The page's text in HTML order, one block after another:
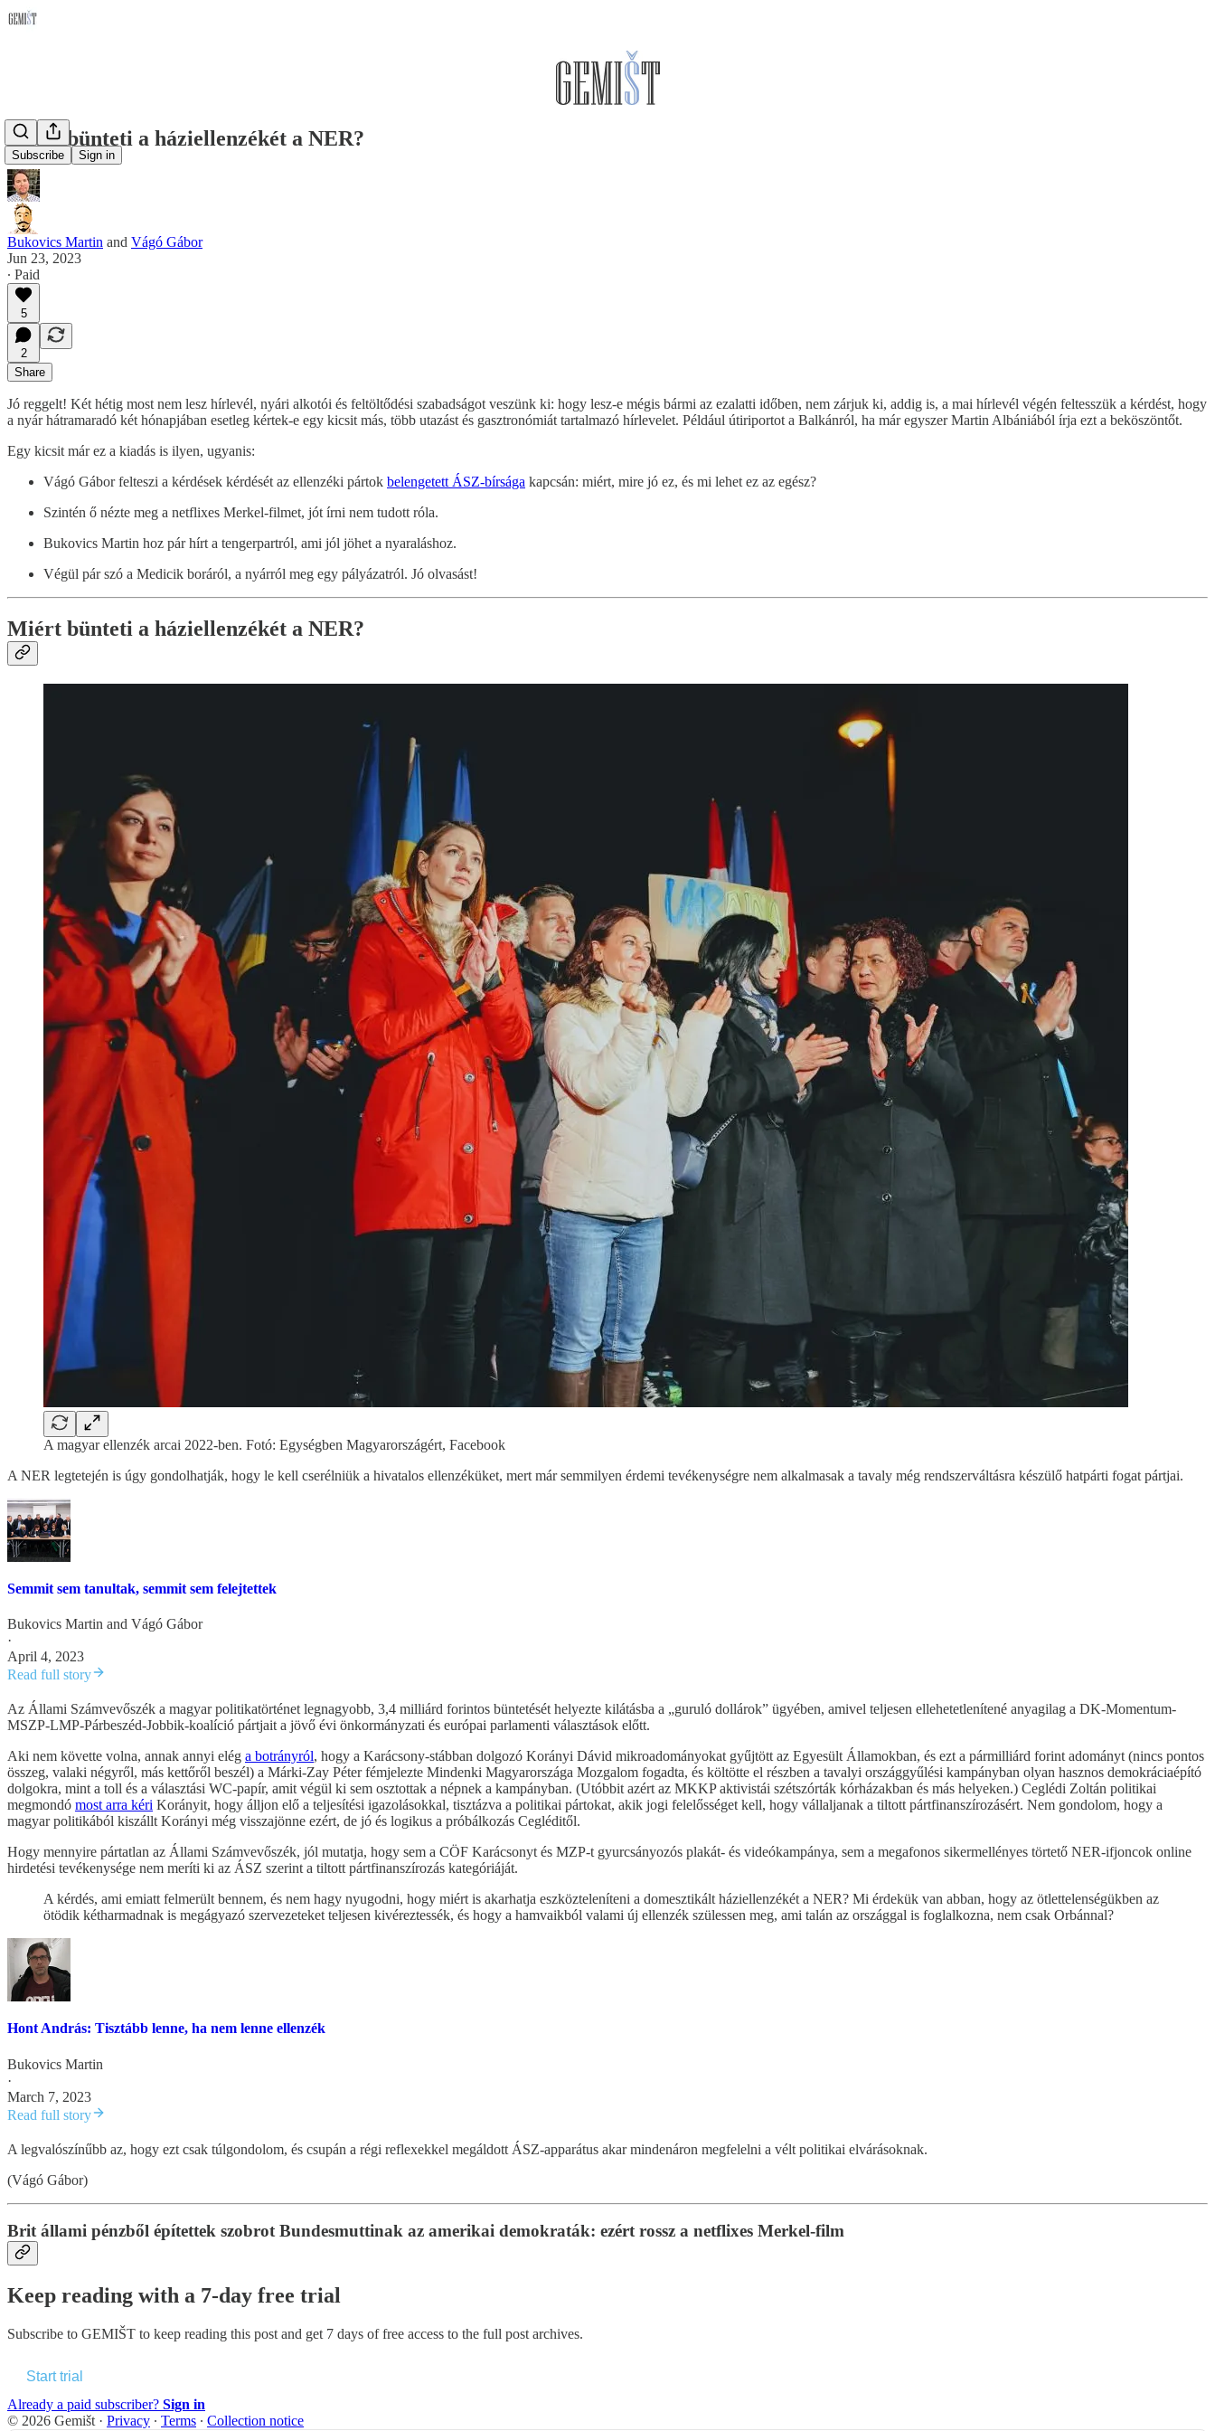
Subscribe Sign in
Miért bünteti a háziellenzékét a NER?
Bukovics Martin and Vágó Gábor
Jun 23, 2023
∙ Paid
5
2
Share
Jó reggelt! Két hétig most nem lesz hírlevél, nyári alkotói és feltöltődési szabadságot veszünk ki: hogy lesz-e mégis bármi az ezalatti időben, nem zárjuk ki, addig is, a mai hírlevél végén feltesszük a kérdést, hogy
a nyár hátramaradó két hónapjában esetleg kértek-e egy kicsit más, több utazást és gasztronómiát tartalmazó hírlevelet. Például útiriportot a Balkánról, ha már egyszer Martin Albániából írja ezt a beköszöntőt.
Egy kicsit már ez a kiadás is ilyen, ugyanis:
Vágó Gábor felteszi a kérdések kérdését az ellenzéki pártok belengetett ÁSZ-bírsága kapcsán: miért, mire jó ez, és mi lehet ez az egész?
Szintén ő nézte meg a netflixes Merkel-filmet, jót írni nem tudott róla.
Bukovics Martin hoz pár hírt a tengerpartról, ami jól jöhet a nyaraláshoz.
Végül pár szó a Medicik boráról, a nyárról meg egy pályázatról. Jó olvasást!
Miért bünteti a háziellenzékét a NER?
A magyar ellenzék arcai 2022-ben. Fotó: Egységben Magyarországért, Facebook
A NER legtetején is úgy gondolhatják, hogy le kell cserélniük a hivatalos ellenzéküket, mert már semmilyen érdemi tevékenységre nem alkalmasak a tavaly még rendszerváltásra készülő hatpárti fogat pártjai.
Semmit sem tanultak, semmit sem felejtettek
Bukovics Martin and Vágó Gábor
·
April 4, 2023
Read full story
Az Állami Számvevőszék a magyar politikatörténet legnagyobb, 3,4 milliárd forintos büntetését helyezte kilátásba a „guruló dollárok” ügyében, amivel teljesen ellehetetlenítené anyagilag a DK-Momentum-
MSZP-LMP-Párbeszéd-Jobbik-koalíció pártjait a jövő évi önkormányzati és európai parlamenti választások előtt.
Aki nem követte volna, annak annyi elég a botrányról, hogy a Karácsony-stábban dolgozó Korányi Dávid mikroadományokat gyűjtött az Egyesült Államokban, és ezt a pármilliárd forint adományt (nincs pontos
összeg, valaki négyről, más kettőről beszél) a Márki-Zay Péter fémjelezte Mindenki Magyarországa Mozgalom fogadta, és költötte el részben a tavalyi országgyűlési kampányban olyan hasznos demokráciaépító
dolgokra, mint a toll és a választási WC-papír, amit végül ki sem osztottak a népnek a kampányban. (Utóbbit azért az MKKP aktivistái szétszórták kórházakban és más helyeken.) Ceglédi Zoltán politikai
megmondó most arra kéri Korányit, hogy álljon elő a teljesítési igazolásokkal, tisztázva a politikai pártokat, akik jogi felelősséget kell, hogy vállaljanak a tiltott pártfinanszírozásért. Nem gondolom, hogy a
magyar politikából kiszállt Korányi még visszajönne ezért, de jó és logikus a próbálkozás Cegléditől.
Hogy mennyire pártatlan az Állami Számvevőszék, jól mutatja, hogy sem a CÖF Karácsonyt és MZP-t gyurcsányozós plakát- és videókampánya, sem a megafonos sikermellényes törtető NER-ifjoncok online
hirdetési tevékenysége nem meríti ki az ÁSZ szerint a tiltott pártfinanszírozás kategóriáját.
A kérdés, ami emiatt felmerült bennem, és nem hagy nyugodni, hogy miért is akarhatja eszközteleníteni a domesztikált háziellenzékét a NER? Mi érdekük van abban, hogy az ötlettelenségükben az
ötödik kétharmadnak is megágyazó szervezeteket teljesen kivéreztessék, és hogy a hamvaikból valami új ellenzék szülessen meg, ami talán az országgal is foglalkozna, nem csak Orbánnal?
Hont András: Tisztább lenne, ha nem lenne ellenzék
Bukovics Martin
·
March 7, 2023
Read full story
A legvalószínűbb az, hogy ezt csak túlgondolom, és csupán a régi reflexekkel megáldott ÁSZ-apparátus akar mindenáron megfelelni a vélt politikai elvárásoknak.
(Vágó Gábor)
Brit állami pénzből építettek szobrot Bundesmuttinak az amerikai demokraták: ezért rossz a netflixes Merkel-film
Keep reading with a 7-day free trial
Subscribe to GEMIŠT to keep reading this post and get 7 days of free access to the full post archives.
Start trial
Already a paid subscriber? Sign in
© 2026 Gemišt · Privacy ∙ Terms ∙ Collection notice